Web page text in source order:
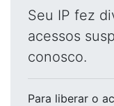
Seu IP fez
acessos
conosco.
Para liberar o